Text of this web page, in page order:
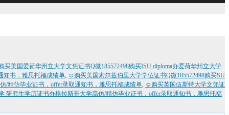
买美国爱荷华州立大学文凭证书Q微185572498购买ISU diploma办爱荷华州立大学
知书，雅思托福成绩单, ☺购买美国索尔兹伯里大学学位证书Q微185572498购买SU
/精仿毕业证书，offer录取通知书，雅思托福成绩单, ☺购买英国伍斯特大学文凭证
研究生学历证书办格拉斯哥大学高仿/精仿毕业证书，offer录取通知书，雅思托福